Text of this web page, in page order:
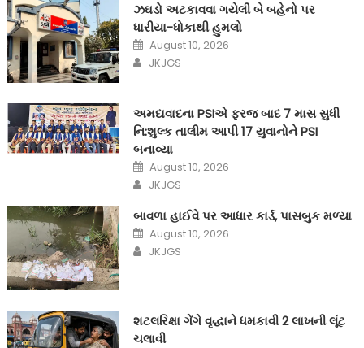
ઝઘડો અટકાવવા ગયેલી બે બહેનો પર
ધારીયા-ધોકાથી હુમલો
Posted
on
August 10, 2026
Author
JKJGS
અમદાવાદના PSIએ ફરજ બાદ 7 માસ સુધી
નિ:શુલ્ક તાલીમ આપી 17 યુવાનોને PSI
બનાવ્યા
Posted
on
August 10, 2026
Author
JKJGS
બાવળા હાઈવે પર આધાર કાર્ડ, પાસબુક મળ્યા
Posted
on
August 10, 2026
Author
JKJGS
શટલરિક્ષા ગેંગે વૃદ્ધાને ધમકાવી 2 લાખની લૂંટ
ચલાવી